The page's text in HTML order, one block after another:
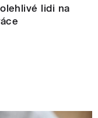
lidi na